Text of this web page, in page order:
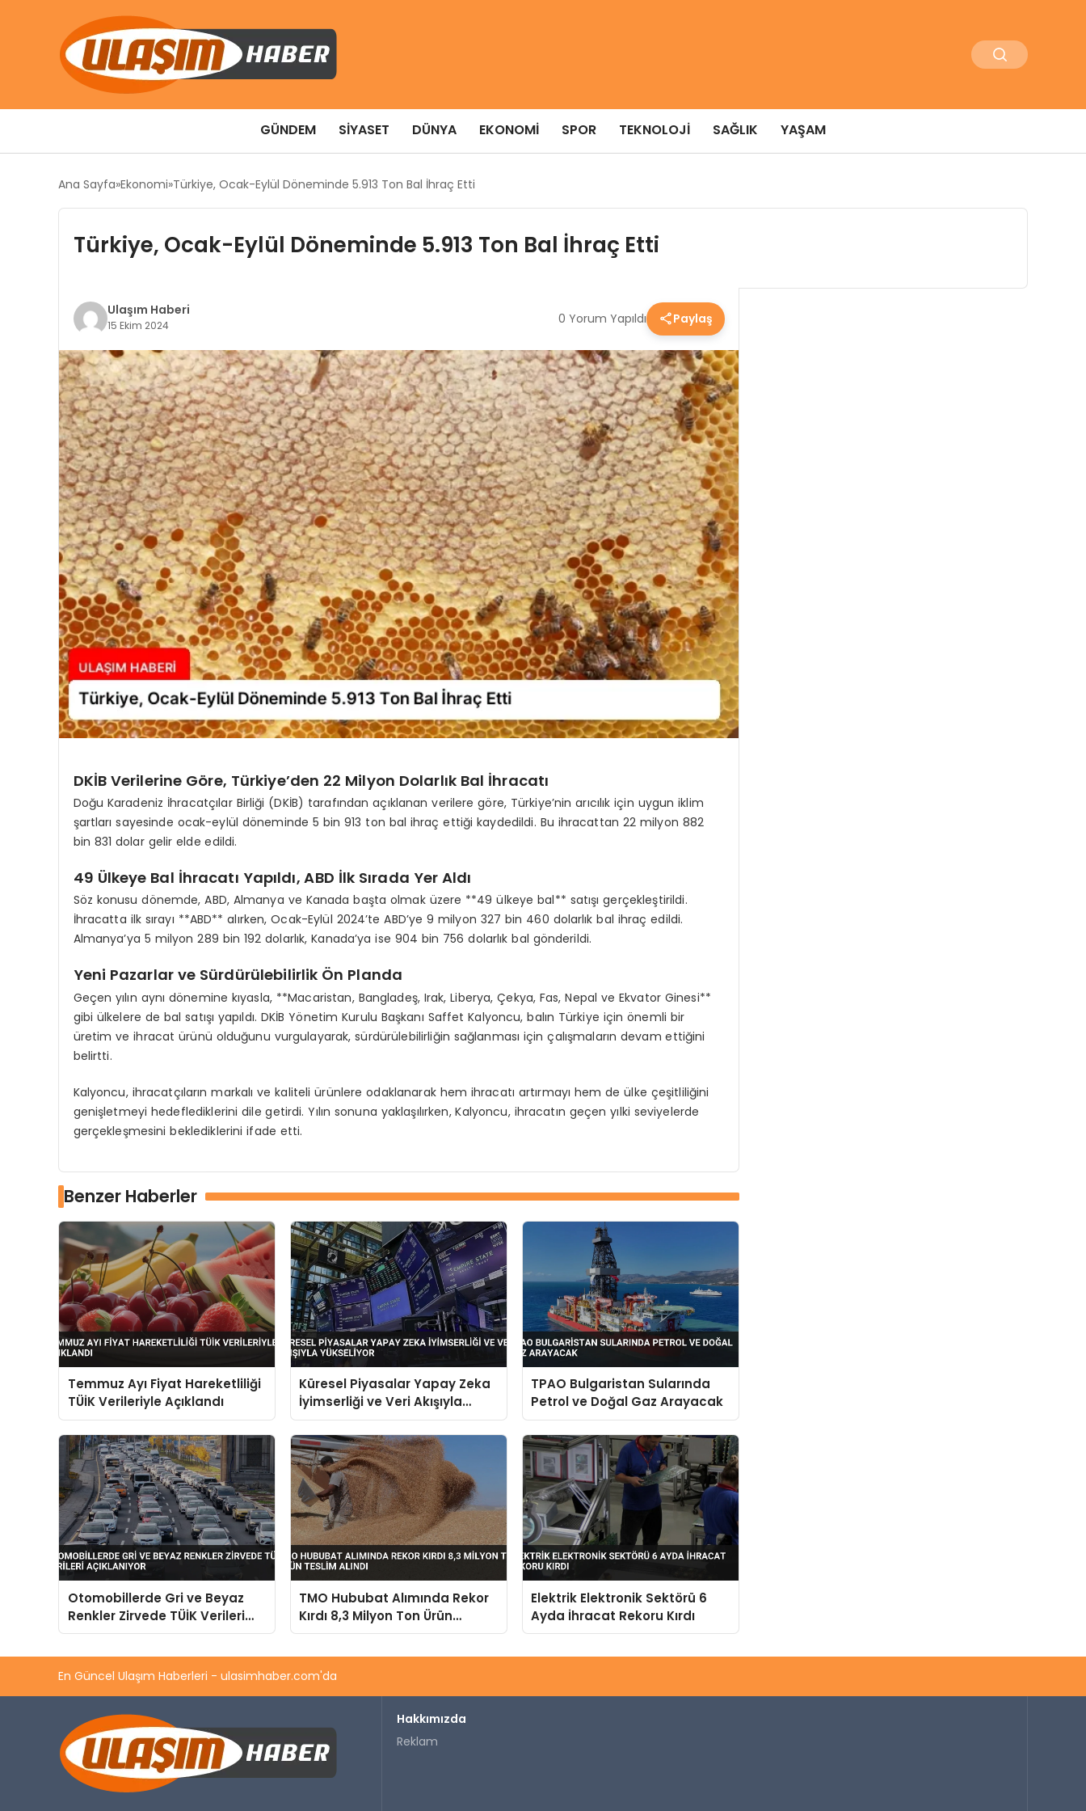
GÜNDEM SIYASET DÜNYA EKONOMI SPOR TEKNOLOJI SAĞLIK YAŞAM
Ana Sayfa Ekonomi Türkiye, Ocak-Eylül Döneminde 5.913 Ton Bal İhraç Etti
Türkiye, Ocak-Eylül Döneminde 5.913 Ton Bal İhraç Etti
Ulaşım Haberi
15 Ekim 2024 0 Yorum Yapıldı Paylaş
DKİB Verilerine Göre, Türkiye’den 22 Milyon Dolarlık Bal İhracatı
Doğu Karadeniz İhracatçılar Birliği (DKİB) tarafından açıklanan verilere göre, Türkiye’nin arıcılık için uygun iklim
şartları sayesinde ocak-eylül döneminde 5 bin 913 ton bal ihraç ettiği kaydedildi. Bu ihracattan 22 milyon 882
bin 831 dolar gelir elde edildi.
49 Ülkeye Bal İhracatı Yapıldı, ABD İlk Sırada Yer Aldı
Söz konusu dönemde, ABD, Almanya ve Kanada başta olmak üzere **49 ülkeye bal** satışı gerçekleştirildi.
İhracatta ilk sırayı **ABD** alırken, Ocak-Eylül 2024’te ABD’ye 9 milyon 327 bin 460 dolarlık bal ihraç edildi.
Almanya’ya 5 milyon 289 bin 192 dolarlık, Kanada’ya ise 904 bin 756 dolarlık bal gönderildi.
Yeni Pazarlar ve Sürdürülebilirlik Ön Planda
Geçen yılın aynı dönemine kıyasla, **Macaristan, Bangladeş, Irak, Liberya, Çekya, Fas, Nepal ve Ekvator Ginesi**
gibi ülkelere de bal satışı yapıldı. DKİB Yönetim Kurulu Başkanı Saffet Kalyoncu, balın Türkiye için önemli bir
üretim ve ihracat ürünü olduğunu vurgulayarak, sürdürülebilirliğin sağlanması için çalışmaların devam ettiğini
belirtti.
Kalyoncu, ihracatçıların markalı ve kaliteli ürünlere odaklanarak hem ihracatı artırmayı hem de ülke çeşitliliğini
genişletmeyi hedeflediklerini dile getirdi. Yılın sonuna yaklaşılırken, Kalyoncu, ihracatın geçen yılki seviyelerde
gerçekleşmesini beklediklerini ifade etti.
Benzer Haberler
Temmuz Ayı Fiyat Hareketliliği
TÜİK Verileriyle Açıklandı
Küresel Piyasalar Yapay Zeka
İyimserliği ve Veri Akışıyla
Yükseliyor
TPAO Bulgaristan Sularında
Petrol ve Doğal Gaz Arayacak
Otomobillerde Gri ve Beyaz
Renkler Zirvede TÜİK Verileri
Açıklanıyor
TMO Hububat Alımında Rekor
Kırdı 8,3 Milyon Ton Ürün
Teslim Alındı
Elektrik Elektronik Sektörü 6
Ayda İhracat Rekoru Kırdı
En Güncel Ulaşım Haberleri - ulasimhaber.com'da
Hakkımızda
Reklam